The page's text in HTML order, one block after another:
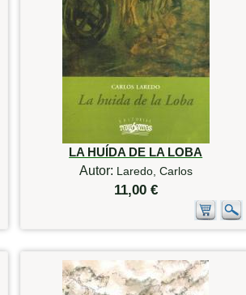
LA HUÍDA DE LA LOBA
Autor: Laredo, Carlos
11,00 €